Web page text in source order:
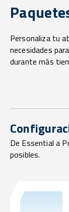
Personaliza tu
necesidades
durante más
De Essential a
posibles.